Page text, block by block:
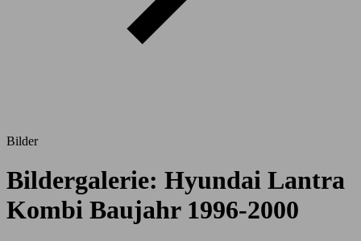
Bilder
Bildergalerie: Hyundai Lantra
Kombi Baujahr 1996-2000